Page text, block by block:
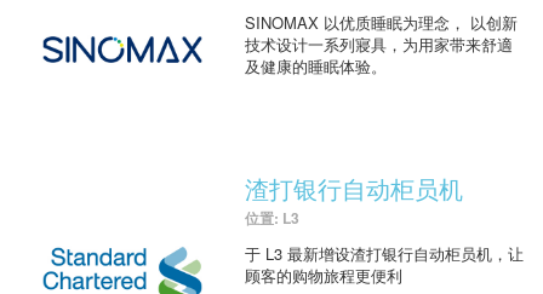
SINOMAX 以优质睡眠为理念， 以创新
技术设计一系列寢具，为用家带来舒適
及健康的睡眠体验。
渣打银行自动柜员机
位置: L3
于 L3 最新增设渣打银行自动柜员机，让
顾客的购物旅程更便利